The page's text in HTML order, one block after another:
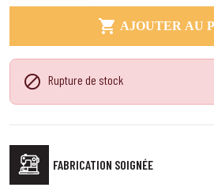
 AJOUTER AU
 Rupture de stock
FABRICATION SOIGNÉE